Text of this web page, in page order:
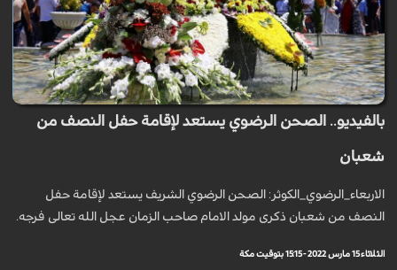
بالفيديو.. الصحن الرضوي يستعد لإقامة حفل النصف من
شعبان
الاربعاء_الرضوي_الكوثر: الصحن الرضوي الشريف يستعد لإقامة حفل
النصف من شعبان ذكرى مولد الامام صاحب الزمان عجل الله تعالى فرجه.
الثلاثاء 15 مارس 2022 - 15:15 بتوقيت مكة